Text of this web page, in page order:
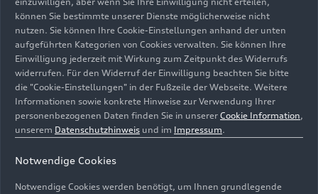
können Sie bestimmte unserer Dienste möglicherweise nicht
nutzen. Sie können Ihre Cookie-Einstellungen anhand der unten
aufgeführten Kategorien von Cookies verwalten. Sie können Ihre
Einwilligung jederzeit mit Wirkung zum Zeitpunkt des Widerrufs
widerrufen. Für den Widerruf der Einwilligung beachten Sie bitte
die "Cookie-Einstellungen" in der Fußzeile der Webseite. Weitere
Informationen sowie konkrete Hinweise zur Verwendung Ihrer
personenbezogenen Daten finden Sie in unserer Cookie Information,
unserem Datenschutzhinweis und im Impressum.
Notwendige Cookies
Notwendige Cookies werden benötigt, um Ihnen grundlegende